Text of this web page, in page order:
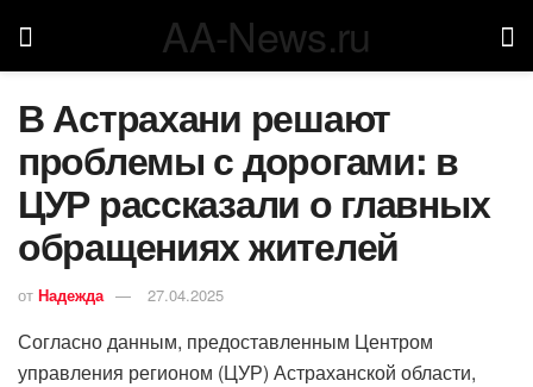
AA-News.ru
В Астрахани решают
проблемы с дорогами: в
ЦУР рассказали о главных
обращениях жителей
от Надежда 27.04.2025
Согласно данным, предоставленным Центром
управления регионом (ЦУР) Астраханской области,